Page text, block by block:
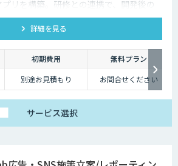
プリを構築。研修との連携で、開発後の
ートします。
詳細を見る
初期費用
無料プラン
別途お見積もり お問合せください
サービス選択